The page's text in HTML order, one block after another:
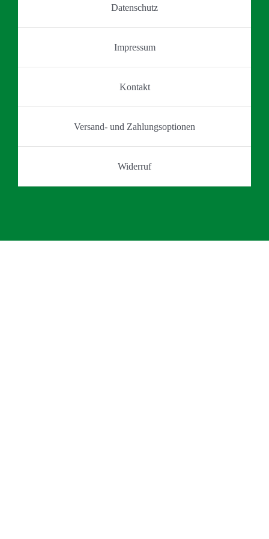
gewählt
Datenschutz
Impressum
Kontakt
Versand- und Zahlungsoptionen
Widerruf